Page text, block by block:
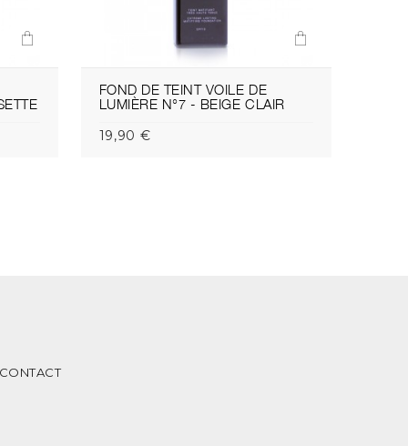
FOND DE TEINT VOILE DE
LUMIÈRE N°7 - BEIGE CLAIR
19,90 €
CONTACT